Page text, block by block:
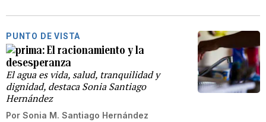
PUNTO DE VISTA
El racionamiento y la
desesperanza
El agua es vida, salud, tranquilidad y
dignidad, destaca Sonia Santiago
Hernández
Por Sonia M. Santiago Hernández